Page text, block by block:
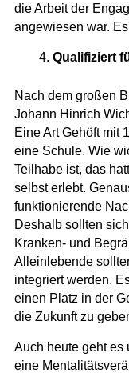
die Arbeit der
angewiesen war.
Qualifiziert
Nach dem großen
Johann Hinrich
Eine Art Gehöft mit
eine Schule. Wie
Teilhabe ist, das
selbst erlebt.
funktionierende
Deshalb sollten
Kranken- und
Alleinlebende
integriert werden.
einen Platz in der
die Zukunft zu
Auch heute geht es
eine